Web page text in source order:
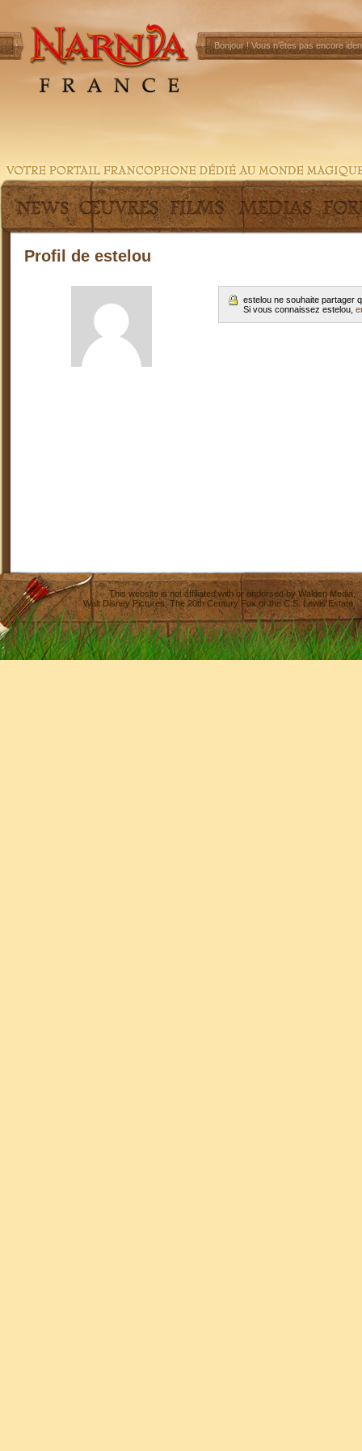
Bonjour !Vous n'êtes pas encore
Profil de estelou
estelou ne souhaite partager
Si vous connaissez estelou,
This website is not affiliated with or endorsed byWalden Media
Walt Disney Pictures,The 20th Century Fox or the C.S. Lewis Estate.